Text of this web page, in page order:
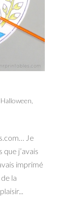
Halloween
Je
j’avais
imprimé
la